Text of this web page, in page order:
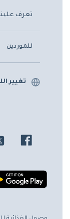
تعرف
للموردين
تغيير